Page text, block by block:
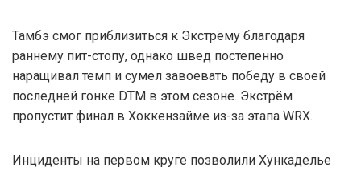
Тамбэ смог приблизиться к Экстрёму благодаря
раннему пит-стопу, однако швед постепенно
наращивал темп и сумел завоевать победу в своей
последней гонке DTM в этом сезоне. Экстрём
пропустит финал в Хоккензайме из-за этапа WRX.
Инциденты на первом круге позволили Хункаделье